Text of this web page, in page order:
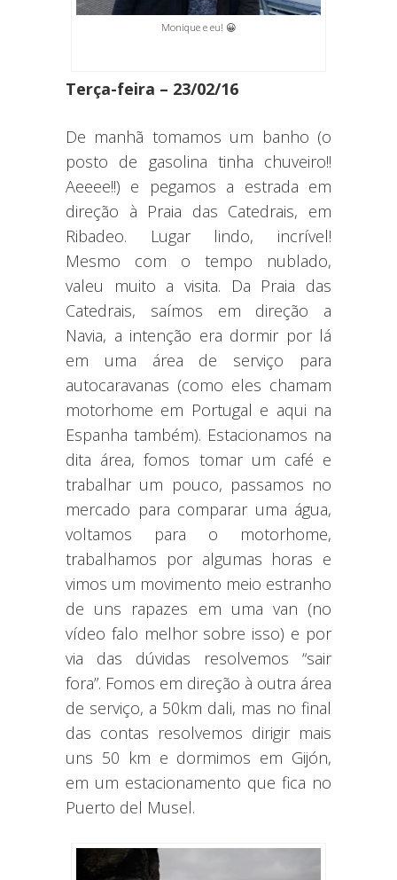
Monique e eu! 😀
Terça-feira – 23/02/16
De manhã tomamos um banho (o
posto de gasolina tinha chuveiro!!
Aeeee!!) e pegamos a estrada em
direção à Praia das Catedrais, em
Ribadeo. Lugar lindo, incrível!
Mesmo com o tempo nublado,
valeu muito a visita. Da Praia das
Catedrais, saímos em direção a
Navia, a intenção era dormir por lá
em uma área de serviço para
autocaravanas (como eles chamam
motorhome em Portugal e aqui na
Espanha também). Estacionamos na
dita área, fomos tomar um café e
trabalhar um pouco, passamos no
mercado para comparar uma água,
voltamos para o motorhome,
trabalhamos por algumas horas e
vimos um movimento meio estranho
de uns rapazes em uma van (no
vídeo falo melhor sobre isso) e por
via das dúvidas resolvemos “sair
fora”. Fomos em direção à outra área
de serviço, a 50km dali, mas no final
das contas resolvemos dirigir mais
uns 50 km e dormimos em Gijón,
em um estacionamento que fica no
Puerto del Musel.